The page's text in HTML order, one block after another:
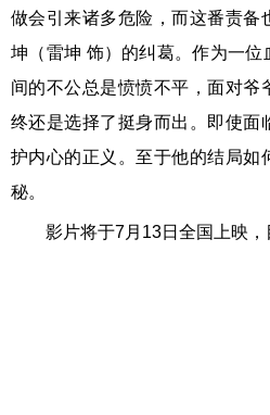
做会引来诸多危险，而这番责备
坤（雷坤 饰）的纠葛。作为一
间的不公总是愤愤不平，面对爷
终还是选择了挺身而出。即使面
护内心的正义。至于他的结局如
秘。
影片将于7月13日全国上映，